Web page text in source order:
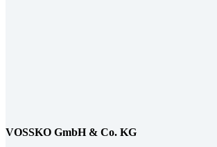
VOSSKO GmbH & Co. KG